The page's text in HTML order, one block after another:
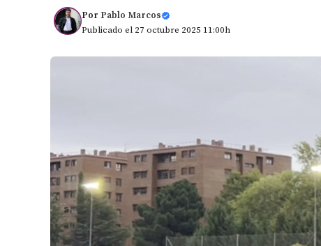
Por Pablo Marcos
Publicado el 27 octubre 2025 11:00h